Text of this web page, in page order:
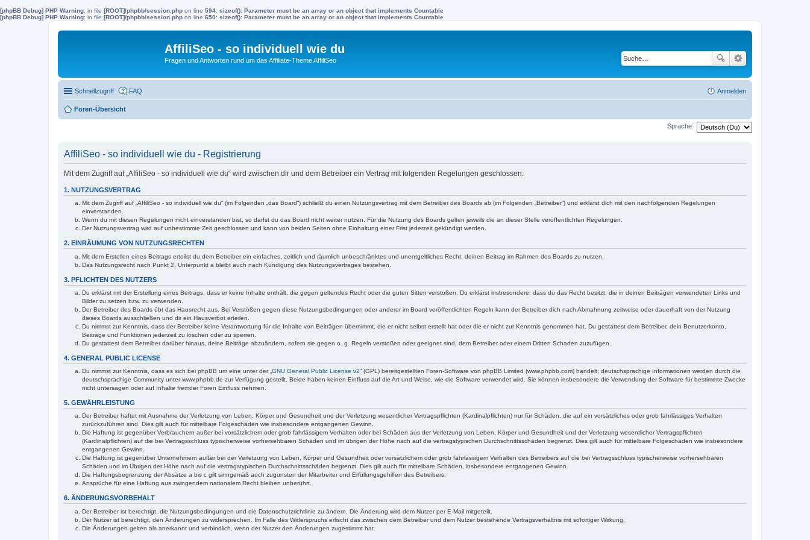
[phpBB Debug] PHP Warning: in file [ROOT]/phpbb/session.php on line 594: sizeof(): Parameter must be an array or an object that implements Countable
[phpBB Debug] PHP Warning: in file [ROOT]/phpbb/session.php on line 650: sizeof(): Parameter must be an array or an object that implements Countable
AffiliSeo - so individuell wie du
Fragen und Antworten rund um das Affiliate-Theme AffiliSeo
Schnellzugriff FAQ Anmelden
Foren-Übersicht
Sprache:
AffiliSeo - so individuell wie du - Registrierung
Mit dem Zugriff auf „AffiliSeo - so individuell wie du“ wird zwischen dir und dem Betreiber ein Vertrag mit folgenden Regelungen geschlossen:
1. NUTZUNGSVERTRAG
Mit dem Zugriff auf „AffiliSeo - so individuell wie du“ (im Folgenden „das Board“) schließt du einen Nutzungsvertrag mit dem Betreiber des Boards ab (im Folgenden „Betreiber“) und erklärst dich mit den nachfolgenden Regelungen
einverstanden.
Wenn du mit diesen Regelungen nicht einverstanden bist, so darfst du das Board nicht weiter nutzen. Für die Nutzung des Boards gelten jeweils die an dieser Stelle veröffentlichten Regelungen.
Der Nutzungsvertrag wird auf unbestimmte Zeit geschlossen und kann von beiden Seiten ohne Einhaltung einer Frist jederzeit gekündigt werden.
2. EINRÄUMUNG VON NUTZUNGSRECHTEN
Mit dem Erstellen eines Beitrags erteilst du dem Betreiber ein einfaches, zeitlich und räumlich unbeschränktes und unentgeltliches Recht, deinen Beitrag im Rahmen des Boards zu nutzen.
Das Nutzungsrecht nach Punkt 2, Unterpunkt a bleibt auch nach Kündigung des Nutzungsvertrages bestehen.
3. PFLICHTEN DES NUTZERS
Du erklärst mit der Erstellung eines Beitrags, dass er keine Inhalte enthält, die gegen geltendes Recht oder die guten Sitten verstoßen. Du erklärst insbesondere, dass du das Recht besitzt, die in deinen Beiträgen verwendeten Links und
Bilder zu setzen bzw. zu verwenden.
Der Betreiber des Boards übt das Hausrecht aus. Bei Verstößen gegen diese Nutzungsbedingungen oder anderer im Board veröffentlichten Regeln kann der Betreiber dich nach Abmahnung zeitweise oder dauerhaft von der Nutzung
dieses Boards ausschließen und dir ein Hausverbot erteilen.
Du nimmst zur Kenntnis, dass der Betreiber keine Verantwortung für die Inhalte von Beiträgen übernimmt, die er nicht selbst erstellt hat oder die er nicht zur Kenntnis genommen hat. Du gestattest dem Betreiber, dein Benutzerkonto,
Beiträge und Funktionen jederzeit zu löschen oder zu sperren.
Du gestattest dem Betreiber darüber hinaus, deine Beiträge abzuändern, sofern sie gegen o. g. Regeln verstoßen oder geeignet sind, dem Betreiber oder einem Dritten Schaden zuzufügen.
4. GENERAL PUBLIC LICENSE
Du nimmst zur Kenntnis, dass es sich bei phpBB um eine unter der „ GNU General Public License v2“ (GPL) bereitgestellten Foren-Software von phpBB Limited (www.phpbb.com) handelt; deutschsprachige Informationen werden durch die
deutschsprachige Community unter www.phpbb.de zur Verfügung gestellt. Beide haben keinen Einfluss auf die Art und Weise, wie die Software verwendet wird. Sie können insbesondere die Verwendung der Software für bestimmte Zwecke
nicht untersagen oder auf Inhalte fremder Foren Einfluss nehmen.
5. GEWÄHRLEISTUNG
Der Betreiber haftet mit Ausnahme der Verletzung von Leben, Körper und Gesundheit und der Verletzung wesentlicher Vertragspflichten (Kardinalpflichten) nur für Schäden, die auf ein vorsätzliches oder grob fahrlässiges Verhalten
zurückzuführen sind. Dies gilt auch für mittelbare Folgeschäden wie insbesondere entgangenen Gewinn.
Die Haftung ist gegenüber Verbrauchern außer bei vorsätzlichem oder grob fahrlässigem Verhalten oder bei Schäden aus der Verletzung von Leben, Körper und Gesundheit und der Verletzung wesentlicher Vertragspflichten
(Kardinalpflichten) auf die bei Vertragsschluss typischerweise vorhersehbaren Schäden und im übrigen der Höhe nach auf die vertragstypischen Durchschnittsschäden begrenzt. Dies gilt auch für mittelbare Folgeschäden wie insbesondere
entgangenen Gewinn.
Die Haftung ist gegenüber Unternehmern außer bei der Verletzung von Leben, Körper und Gesundheit oder vorsätzlichem oder grob fahrlässigem Verhalten des Betreibers auf die bei Vertragsschluss typischerweise vorhersehbaren
Schäden und im Übrigen der Höhe nach auf die vertragstypischen Durchschnittsschäden begrenzt. Dies gilt auch für mittelbare Schäden, insbesondere entgangenen Gewinn.
Die Haftungsbegrenzung der Absätze a bis c gilt sinngemäß auch zugunsten der Mitarbeiter und Erfüllungsgehilfen des Betreibers.
Ansprüche für eine Haftung aus zwingendem nationalem Recht bleiben unberührt.
6. ÄNDERUNGSVORBEHALT
Der Betreiber ist berechtigt, die Nutzungsbedingungen und die Datenschutzrichtlinie zu ändern. Die Änderung wird dem Nutzer per E-Mail mitgeteilt.
Der Nutzer ist berechtigt, den Änderungen zu widersprechen. Im Falle des Widerspruchs erlischt das zwischen dem Betreiber und dem Nutzer bestehende Vertragsverhältnis mit sofortiger Wirkung.
Die Änderungen gelten als anerkannt und verbindlich, wenn der Nutzer den Änderungen zugestimmt hat.